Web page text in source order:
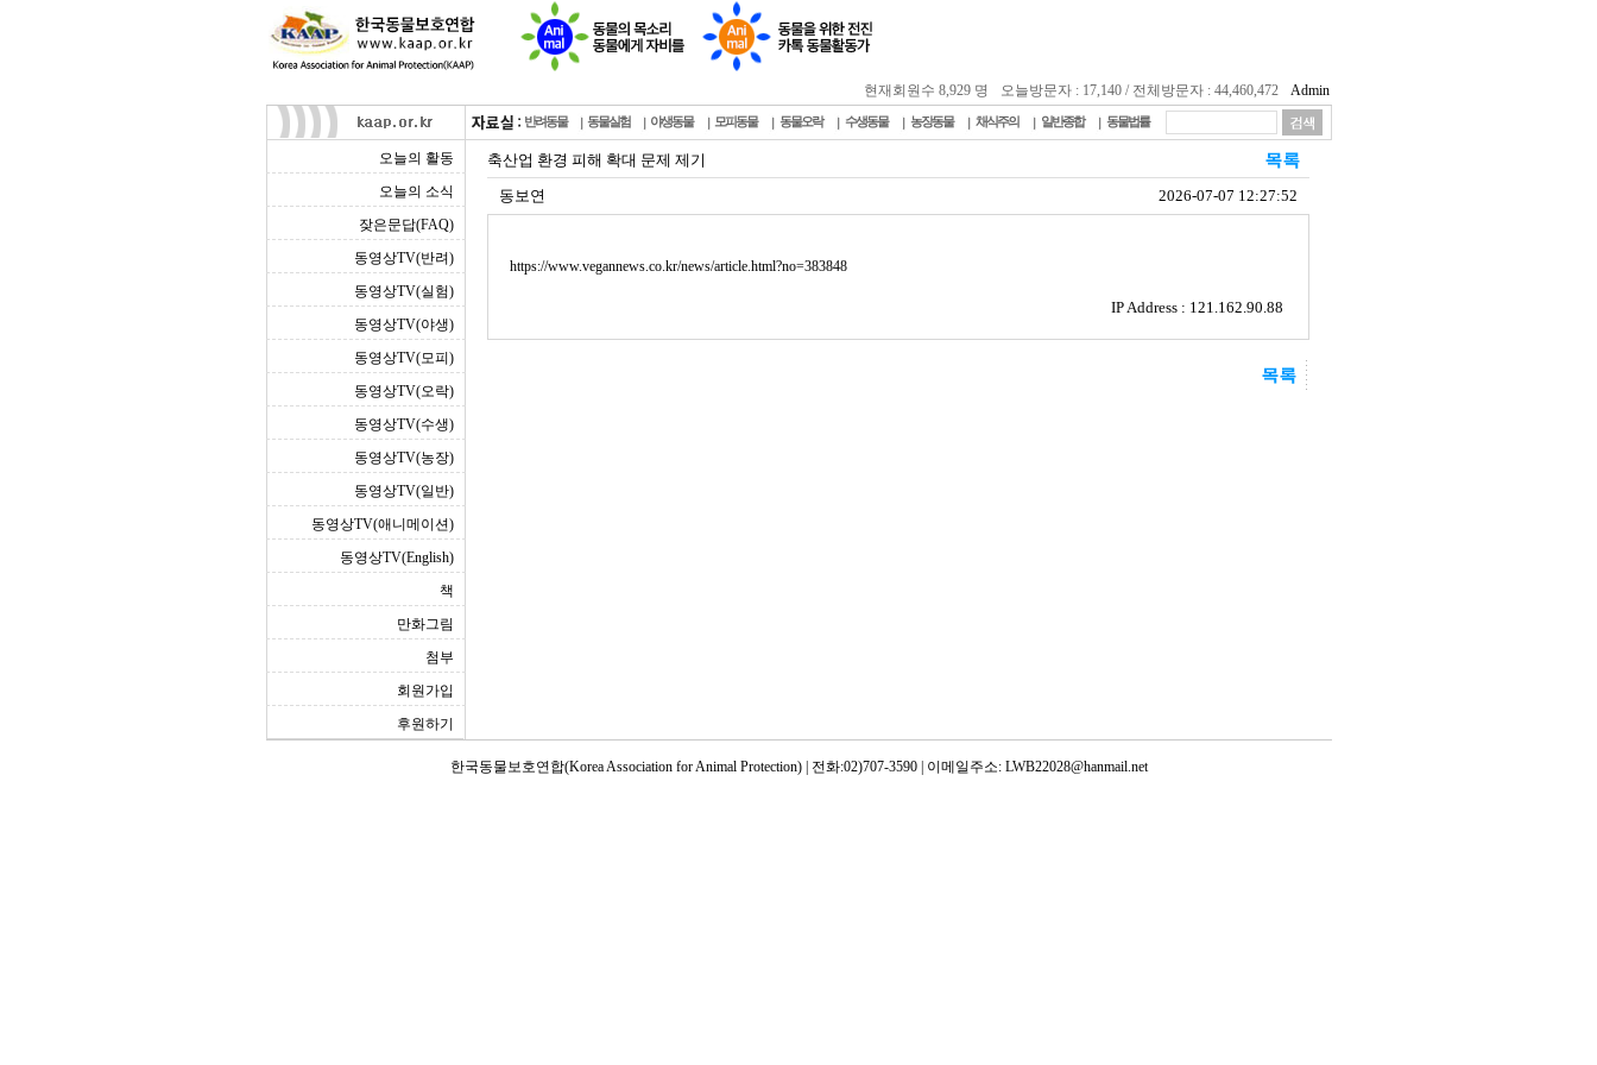
현재회원수 8,929 명 오늘방문자 : 17,140 / 전체방문자 : 44,460,472 Admin
반려동물 동물실험 야생동물 모피동물 동물오락 수생동물 농장동물 채식주의 일반종합 동물법률
오늘의 활동
오늘의 소식
잦은문답(FAQ)
동영상TV(반려)
동영상TV(실험)
동영상TV(야생)
동영상TV(모피)
동영상TV(오락)
동영상TV(수생)
동영상TV(농장)
동영상TV(일반)
동영상TV(애니메이션)
동영상TV(English)
책
만화그림
첨부
회원가입
후원하기
축산업 환경 피해 확대 문제 제기
동보연
2026-07-07 12:27:52
https://www.vegannews.co.kr/news/article.html?no=383848
IP Address : 121.162.90.88
한국동물보호연합(Korea Association for Animal Protection) | 전화:02)707-3590 | 이메일주소: LWB22028@hanmail.net